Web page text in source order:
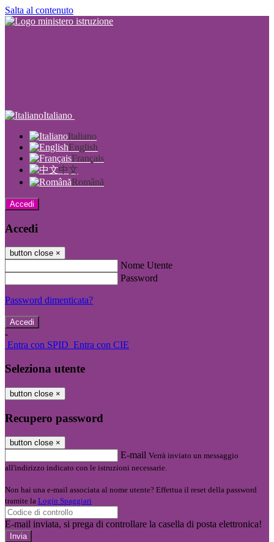
Salta al contenuto
Italiano
Italiano
English
Français
中文
Română
Accedi
Accedi
button close ×
Nome Utente
Password
Password dimenticata?
-
Entra con SPID Entra con CIE
Seleziona utente
button close ×
Recupero password
button close ×
E-mail Verrà inviato un messaggio
all'indirizzo indicato con le istruzioni necessarie.
Non hai una e-mail associata al nome utente? Effettua il reset della password
tramite la Login Spaggiari
E-mail inviata, si prega di controllare la casella di posta elettronica!